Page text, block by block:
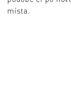
místa.